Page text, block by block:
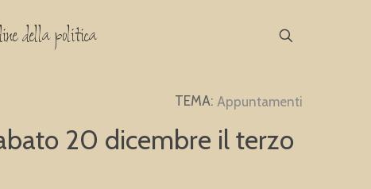
della politica
Appuntamenti
20 dicembre il terzo